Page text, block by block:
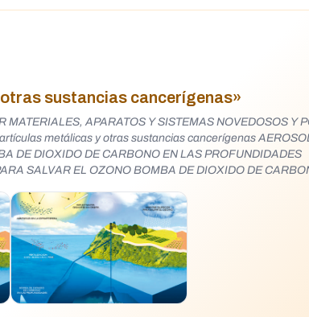
sustancias cancerígenas»
APARATOS Y SISTEMAS NOVEDOSOS Y
y otras sustancias cancerígenas AEROSOLES EN LA
DE DIOXIDO DE CARBONO EN LAS PROFUNDIDADES
SALVAR EL OZONO BOMBA DE DIOXIDO DE